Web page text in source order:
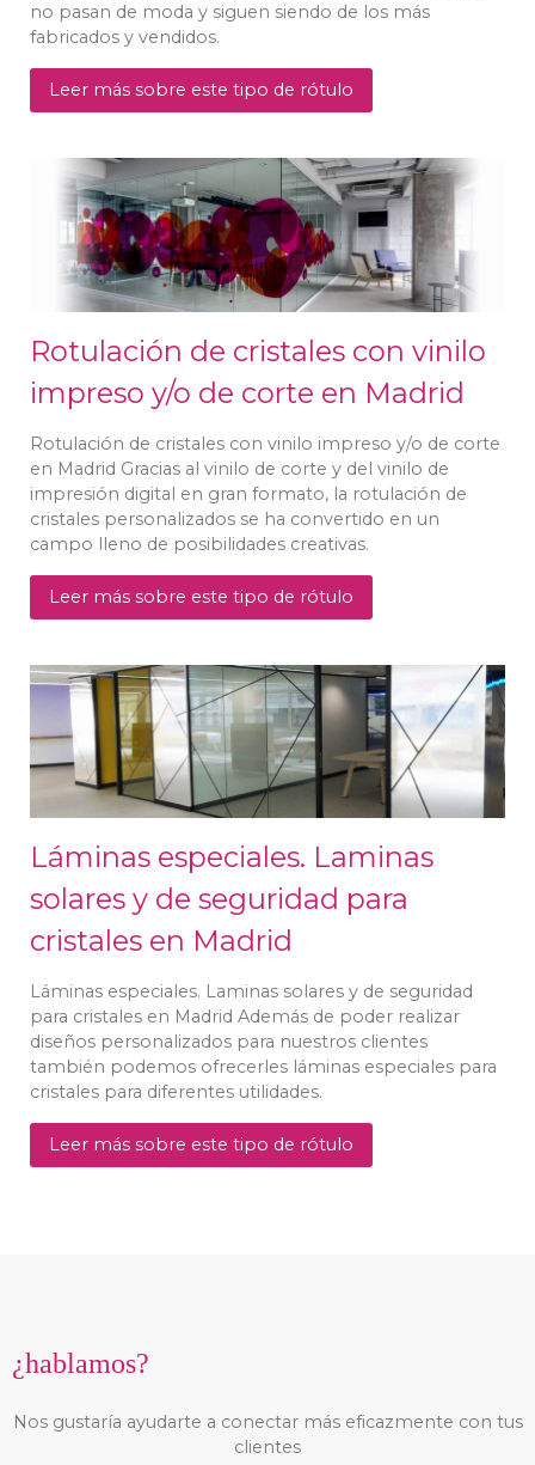
no pasan de moda y siguen siendo de los más
fabricados y vendidos.
Leer más sobre este tipo de rótulo
Rotulación de cristales con vinilo
impreso y/o de corte en Madrid
Rotulación de cristales con vinilo impreso y/o de corte
en Madrid Gracias al vinilo de corte y del vinilo de
impresión digital en gran formato, la rotulación de
cristales personalizados se ha convertido en un
campo lleno de posibilidades creativas.
Leer más sobre este tipo de rótulo
Láminas especiales. Laminas
solares y de seguridad para
cristales en Madrid
Láminas especiales. Laminas solares y de seguridad
para cristales en Madrid Además de poder realizar
diseños personalizados para nuestros clientes
también podemos ofrecerles láminas especiales para
cristales para diferentes utilidades.
Leer más sobre este tipo de rótulo
¿hablamos?
Nos gustaría ayudarte a conectar más eficazmente con tus
clientes